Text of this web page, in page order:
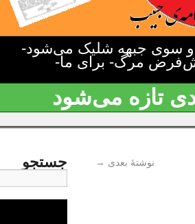
سوی جبهه شلیک می‌شود-
مرگ- برای ما-
تازه می‌شود
نوشتهٔ بعدی → جستجو